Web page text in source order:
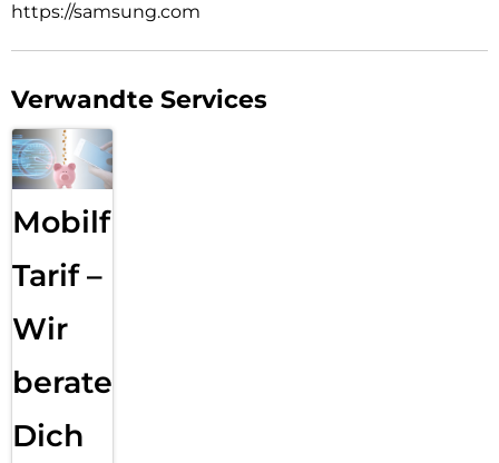
https://samsung.com
Verwandte Services
Mobilfunk
Tarif –
Wir
beraten
Dich